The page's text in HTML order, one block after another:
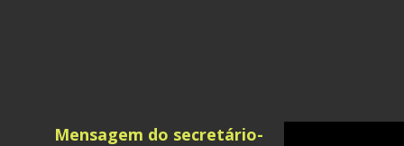
Mensagem do secretário-